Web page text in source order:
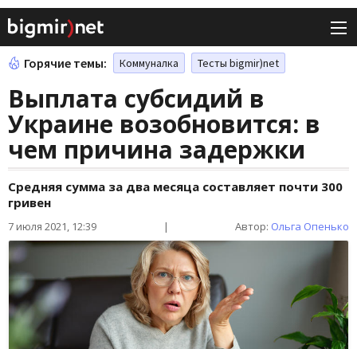
Горячие темы: Коммуналка Тесты bigmir)net
Выплата субсидий в
Украине возобновится: в
чем причина задержки
Средняя сумма за два месяца составляет почти 300
гривен
7 июля 2021, 12:39 | Автор: Ольга Опенько